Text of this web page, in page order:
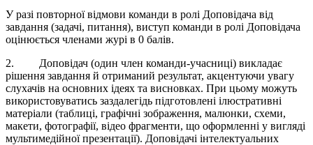
У разі повторної відмови команди в ролі Доповідача від
завдання (задачі, питання), виступ команди в ролі Доповідача
оцінюється членами журі в 0 балів.
2. Доповідач (один член команди-учасниці) викладає
рішення завдання й отриманий результат, акцентуючи увагу
слухачів на основних ідеях та висновках. При цьому можуть
використовуватись заздалегідь підготовлені ілюстративні
матеріали (таблиці, графічні зображення, малюнки, схеми,
макети, фотографії, відео фрагменти, що оформленні у вигляді
мультимедійної презентації). Доповідачі інтелектуальних